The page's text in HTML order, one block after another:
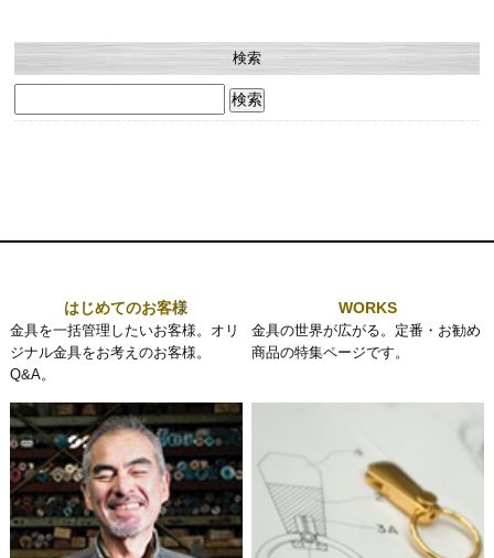
検索
索:
はじめてのお客様
金具を一括管理したいお客様。オリ
ジナル金具をお考えのお客様。
Q&A。
WORKS
金具の世界が広がる。定番・お勧め
商品の特集ページです。